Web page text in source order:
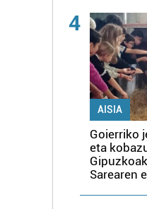
4
AISIA
Goierriko
eta
Sarearen